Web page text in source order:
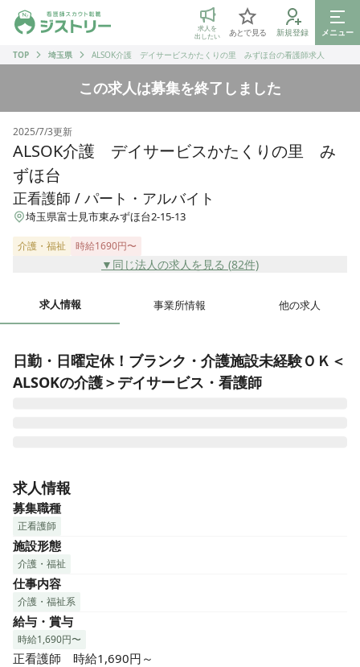
ジストリー 看護師の転職マッチング
求人を
出したい
あとで見る 新規登録
メニュー
TOP
埼玉県 ALSOK介護 デイサービスかたくりの里 みずほ台の看護師求人
この求人は募集を終了しました
2025/7/3更新
ALSOK介護 デイサービスかたくりの里 み
ずほ台
正看護師 / パート・アルバイト
埼玉県富士見市東みずほ台2-15-13
介護・福祉 時給1690円〜
▼同じ法人の求人を見る (82件)
求人情報 事業所情報 他の求人
日勤・日曜定休！ブランク・介護施設未経験ＯＫ＜
ALSOKの介護＞デイサービス・看護師
■ICT化（デジタル化）で業務効率UP
■正看護師・准看護師ともに歓迎です！
■教育体制が整っているので初心者もOK！
■経験やスキルを活かす経験者も活躍中！
利用者様の健康管理や医療処置を中心に、心安らぐケアを行
っていただきます。
■バイタルチェック
■服薬管理
■機能訓練など
介護スタッフや提携医療機関との
求人情報
募集職種
正看護師
施設形態
介護・福祉
仕事内容
介護・福祉系
給与・賞与
時給1,690円〜
正看護師　時給1,690円～